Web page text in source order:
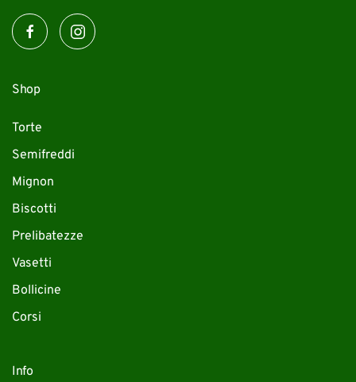
Shop
Torte
Semifreddi
Mignon
Biscotti
Prelibatezze
Vasetti
Bollicine
Corsi
Info